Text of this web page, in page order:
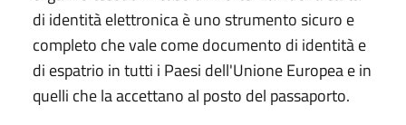
di identità elettronica è uno strumento sicuro e
completo che vale come documento di identità e
di espatrio in tutti i Paesi dell'Unione Europea e in
quelli che la accettano al posto del passaporto.